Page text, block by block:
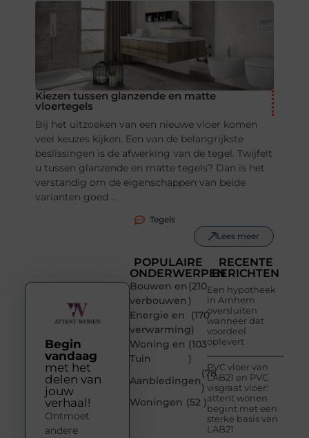
Kiezen tussen glanzende en matte
vloertegels
Bij het uitzoeken van een nieuwe vloer komen
veel keuzes kijken. Een van de belangrijkste
beslissingen is de afwerking van de tegel. Twijfelt
u tussen glanzende en matte tegels? Dan is het
verstandig om de eigenschappen van beide
varianten goed ...
Tegels
Lees meer
POPULAIRE
ONDERWERPEN
Bouwen en
verbouwen
(210
)
Energie en
verwarming
(170
)
Woning en
Tuin
(103
)
Aanbiedingen
(78
)
Woningen (52 )
RECENTE
BERICHTEN
Een hypotheek
in Arnhem
oversluiten
wanneer dat
voordeel
oplevert
PVC vloer van
LAB21 en PVC
visgraat vloer:
attent wonen
begint met een
sterke basis van
LAB21
Begin
vandaag
met het
delen van
jouw
verhaal!
Ontmoet
andere